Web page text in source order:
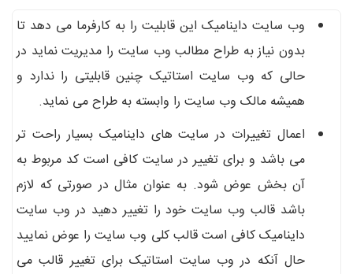
وب سایت داینامیک این قابلیت را به کارفرما می دهد تا
بدون نیاز به طراح مطالب وب سایت را مدیریت نماید در
حالی که وب سایت استاتیک چنین قابلیتی را ندارد و
همیشه مالک وب سایت را وابسته به طراح می نماید.
اعمال تغییرات در سایت های داینامیک بسیار راحت تر
می باشد و برای تغییر در سایت کافی است کد مربوط به
آن بخش عوض شود. به عنوان مثال در صورتی که لازم
باشد قالب وب سایت خود را تغییر دهید در وب سایت
داینامیک کافی است قالب کلی وب سایت را عوض نمایید
حال آنکه در وب سایت استاتیک برای تغییر قالب می